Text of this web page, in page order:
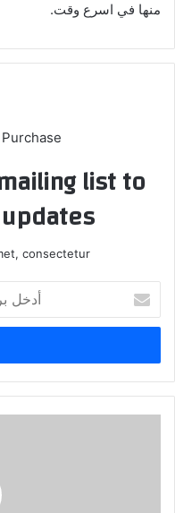
منها في اسرع وقت.
list to
consectetur.
بريدك
الإلكتروني